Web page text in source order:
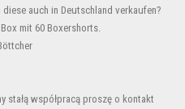
auch in Deutschland verkaufen?
mit 60 Boxershorts.
stałą współpracą proszę o kontakt